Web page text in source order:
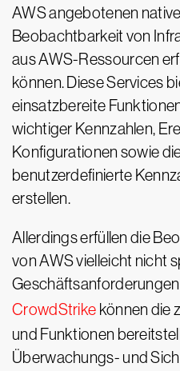
AWS angebotenen
Beobachtbarkeit von
aus AWS-Ressourcen
können. Diese Services
einsatzbereite
wichtiger Kennzahlen,
Konfigurationen sowie
benutzerdefinierte
erstellen.
Allerdings erfüllen die
von AWS vielleicht nicht
CrowdStrike können die
und Funktionen
Überwachungs- und